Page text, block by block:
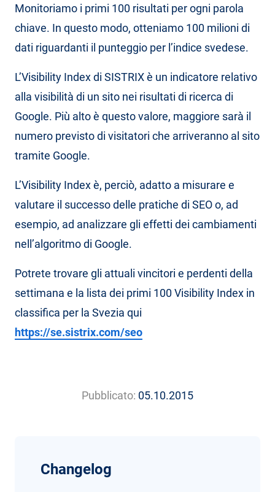
Monitoriamo i primi 100 risultati per ogni parola
chiave. In questo modo, otteniamo 100 milioni di
dati riguardanti il punteggio per l’indice svedese.
L’Visibility Index di SISTRIX è un indicatore relativo
alla visibilità di un sito nei risultati di ricerca di
Google. Più alto è questo valore, maggiore sarà il
numero previsto di visitatori che arriveranno al sito
tramite Google.
L’Visibility Index è, perciò, adatto a misurare e
valutare il successo delle pratiche di SEO o, ad
esempio, ad analizzare gli effetti dei cambiamenti
nell’algoritmo di Google.
Potrete trovare gli attuali vincitori e perdenti della
settimana e la lista dei primi 100 Visibility Index in
classifica per la Svezia qui
https://se.sistrix.com/seo
Pubblicato: 05.10.2015
Changelog